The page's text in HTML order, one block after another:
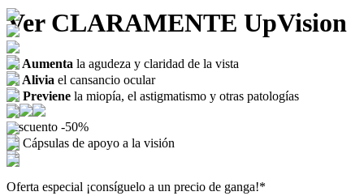
Ver CLARAMENTE UpVision
Aumenta la agudeza y claridad de la vista
Alivia el cansancio ocular
Previene la miopía, el astigmatismo y otras patologías
descuento -50%
Cápsulas de apoyo a la visión
Oferta especial ¡consíguelo a un precio de ganga!*